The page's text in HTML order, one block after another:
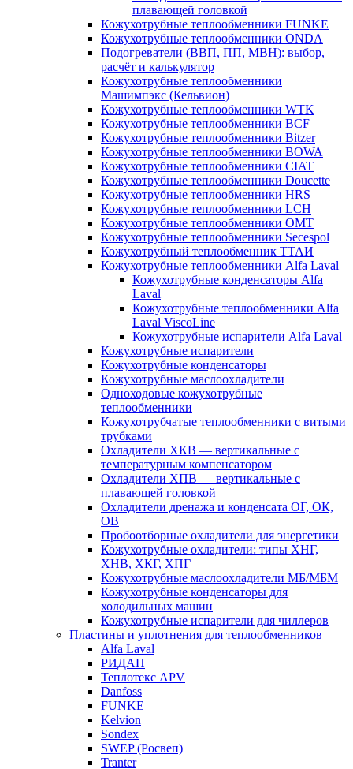
плавающей головкой
Кожухотрубные теплообменники FUNKE
Кожухотрубные теплообменники ONDA
Подогреватели (ВВП, ПП, МВН): выбор,
расчёт и калькулятор
Кожухотрубные теплообменники
Машимпэкс (Кельвион)
Кожухотрубные теплообменники WTK
Кожухотрубные теплообменники BCF
Кожухотрубные теплообменники Bitzer
Кожухотрубные теплообменники BOWA
Кожухотрубные теплообменники CIAT
Кожухотрубные теплообменники Doucette
Кожухотрубные теплообменники HRS
Кожухотрубные теплообменники LCH
Кожухотрубные теплообменники OMT
Кожухотрубные теплообменники Secespol
Кожухотрубный теплообменник ТТАИ
Кожухотрубные теплообменники Alfa Laval
Кожухотрубные конденсаторы Alfa
Laval
Кожухотрубные теплообменники Alfa
Laval ViscoLine
Кожухотрубные испарители Alfa Laval
Кожухотрубные испарители
Кожухотрубные конденсаторы
Кожухотрубные маслоохладители
Одноходовые кожухотрубные
теплообменники
Кожухотрубчатые теплообменники с витыми
трубками
Охладители ХКВ — вертикальные с
температурным компенсатором
Охладители ХПВ — вертикальные с
плавающей головкой
Охладители дренажа и конденсата ОГ, ОК,
ОВ
Пробоотборные охладители для энергетики
Кожухотрубные охладители: типы ХНГ,
ХНВ, ХКГ, ХПГ
Кожухотрубные маслоохладители МБ/МБМ
Кожухотрубные конденсаторы для
холодильных машин
Кожухотрубные испарители для чиллеров
Пластины и уплотнения для теплообменников
Alfa Laval
РИДАН
Теплотекс APV
Danfoss
FUNKE
Kelvion
Sondex
SWEP (Росвеп)
Tranter